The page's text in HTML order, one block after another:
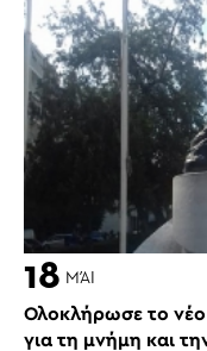
18 ΜΆΙ
Ολοκλήρωσε το
για τη μνήμη και